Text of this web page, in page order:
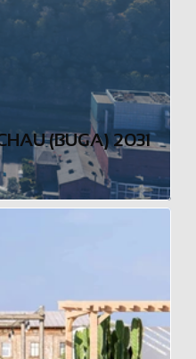
(BUGA) 2031